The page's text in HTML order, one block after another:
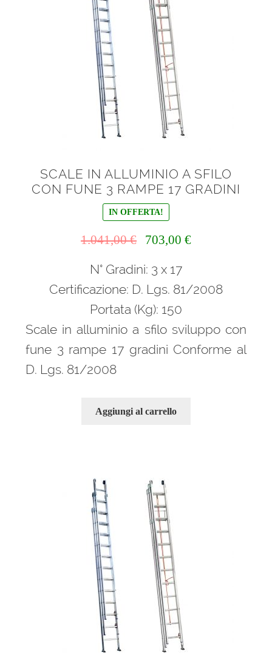
SCALE IN ALLUMINIO A SFILO
CON FUNE 3 RAMPE 17 GRADINI
IN OFFERTA!
1.041,00€
originale
1.041,00 €.
703,00 €Il
703,00 €.
N° Gradini: 3 x 17
Certificazione: D. Lgs. 81/2008
Portata (Kg): 150
Scale in alluminio a sfilo sviluppo con
fune 3 rampe 17 gradini Conforme al
D. Lgs. 81/2008
Aggiungi al carrello